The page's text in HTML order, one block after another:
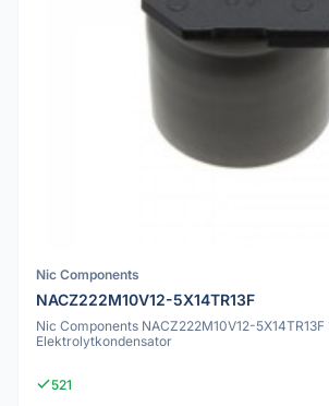
Nic Components
NACZ222M10V12-5X14TR13F
Nic Components NACZ222M10V12-
Elektrolytkondensator
521